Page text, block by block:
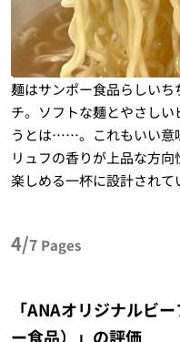
麺はサンポー食品らしい
チ。ソフトな麺とやさし
うとは……。これもいい意
リュフの香りが上品な方
楽しめる一杯に設計されて
4/7 Pages
「ANAオリジナルビ
ー食品）」の評価